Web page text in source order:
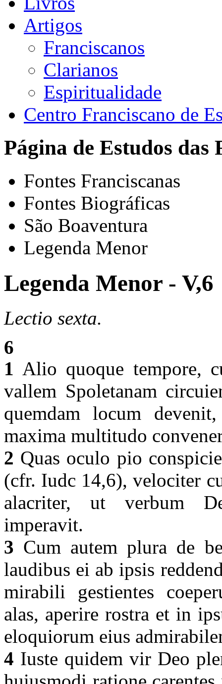
Artigos
Franciscanos
Clarianos
Espiritualidade
Centro Franciscano de
Página de Estudos das
Fontes Franciscanas
Fontes Biográficas
São Boaventura
Legenda Menor
Legenda Menor - V,6
Lectio sexta.
6
1 Alio quoque tempore,
vallem Spoletanam
quemdam locum
maxima multitudo
2 Quas oculo pio
(cfr. Iudc 14,6), velociter
alacriter, ut verbum
imperavit.
3 Cum autem plura de
laudibus ei ab ipsis
mirabili gestientes
alas, aperire rostra et in
eloquiorum eius
4 Iuste quidem vir Deo